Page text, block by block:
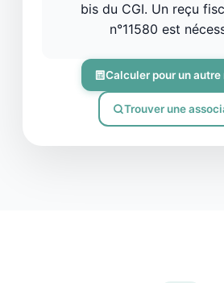
bis du CGI. Un reçu
n°11580 est
Calculer pour un
Trouver une